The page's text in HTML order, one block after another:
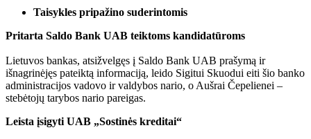
Taisykles pripažino suderintomis
Pritarta Saldo Bank UAB teiktoms kandidatūroms
Lietuvos bankas, atsižvelgęs į Saldo Bank UAB prašymą ir
išnagrinėjęs pateiktą informaciją, leido Sigitui Skuodui eiti šio banko
administracijos vadovo ir valdybos nario, o Aušrai Čepelienei –
stebėtojų tarybos nario pareigas.
Leista įsigyti UAB „Sostinės kreditai“